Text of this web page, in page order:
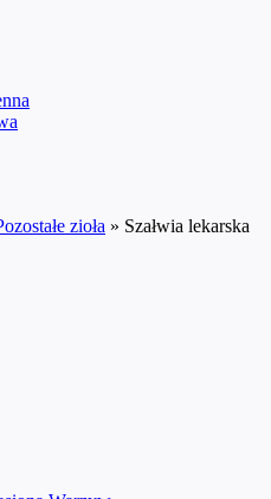
zioła » Szałwia lekarska